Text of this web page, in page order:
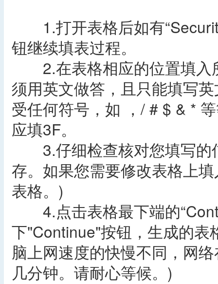
1.打开表格后如有
钮继续填表过程。
2.在表格相应的位置填入
须用英文做答，且只能填写
受任何符号，如 ，/ # $ & *
应填3F。
3.仔细检查核对您填写的
存。如果您需要修改表格上
表格。)
4.点击表格最下端的
下"Continue"按钮，生成的
脑上网速度的快慢不同，网
几分钟。请耐心等候。)